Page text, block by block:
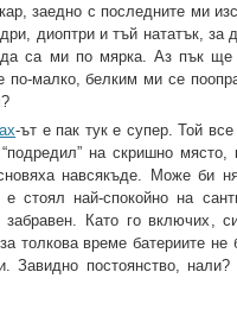
заедно с последните ми
диоптри и тъй нататък, за
са ми по мярка. Аз пък ще
по-малко, белким ми се
-ът е пак тук е супер. Той
на скришно място,
навсякъде. Може би
стоял най-спокойно на
забравен. Като го включих,
толкова време батериите не
Завидно постоянство,